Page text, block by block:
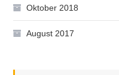
Oktober 2018
August 2017